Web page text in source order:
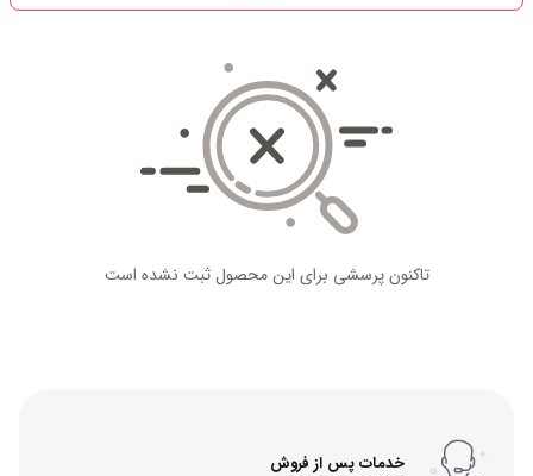
تاکنون پرسشی برای این محصول ثبت نشده است
خدمات پس از فروش